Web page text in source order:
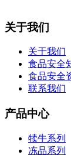
关于我们
关于我们
食品安全
食品安全
联系我们
产品中心
犊牛系列
冻品系列